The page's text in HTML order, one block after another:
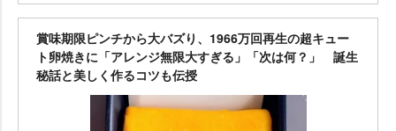
賞味期限ピンチから大バズり、1966万回再生の超キュー
ト卵焼きに「アレンジ無限大すぎる」「次は何？」 誕生
秘話と美しく作るコツも伝授